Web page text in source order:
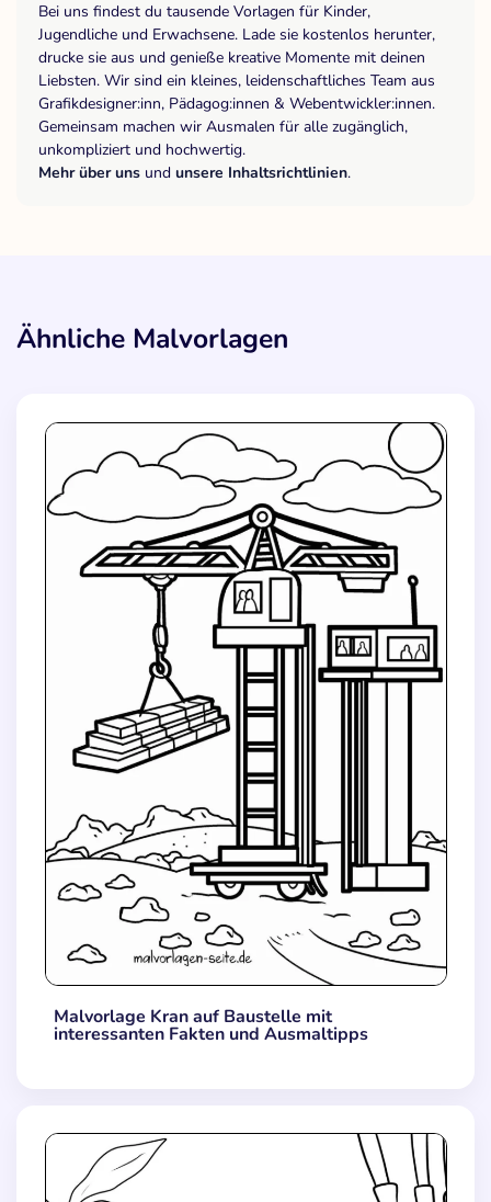
Bei uns findest du tausende Vorlagen für Kinder,
Jugendliche und Erwachsene. Lade sie kostenlos herunter,
drucke sie aus und genieße kreative Momente mit deinen
Liebsten. Wir sind ein kleines, leidenschaftliches Team aus
Grafikdesigner:inn, Pädagog:innen & Webentwickler:innen.
Gemeinsam machen wir Ausmalen für alle zugänglich,
unkompliziert und hochwertig.
Mehr über uns und unsere Inhaltsrichtlinien.
Ähnliche Malvorlagen
Malvorlage Kran auf Baustelle mit
interessanten Fakten und Ausmaltipps